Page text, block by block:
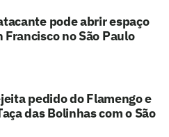
pode abrir espaço
Francisco no São Paulo
pedido do Flamengo e
das Bolinhas com o São